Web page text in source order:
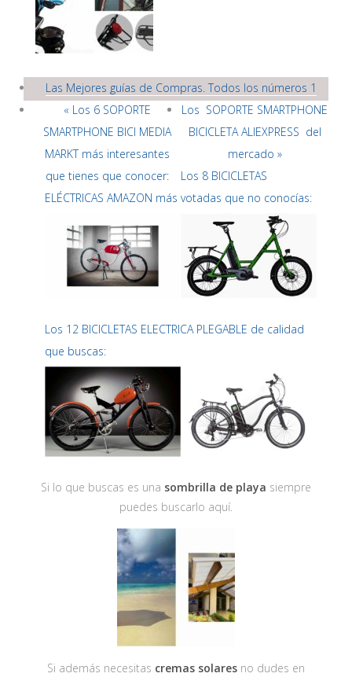
Las Mejores guías de Compras. Todos los números 1
« Los 6 SOPORTE
SMARTPHONE BICI MEDIA
MARKT más interesantes
que tienes que conocer:
Los SOPORTE SMARTPHONE
BICICLETA ALIEXPRESS del
mercado »
Los 8 BICICLETAS
ELÉCTRICAS AMAZON más votadas que no conocías:
Los 12 BICICLETAS ELECTRICA PLEGABLE de calidad
que buscas:
Si lo que buscas es una sombrilla de playa siempre
puedes buscarlo aquí.
Si además necesitas cremas solares no dudes en